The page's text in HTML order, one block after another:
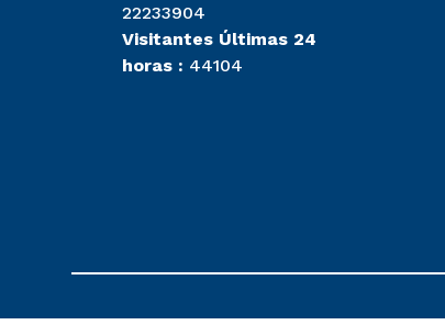
22233904
Visitantes Últimas 24
horas : 44104